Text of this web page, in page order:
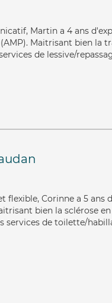
Martin a 4 ans
Maitrisant bien la
de lessive/
flexible, Corinne a 5 ans
bien la sclérose
services de toilette/